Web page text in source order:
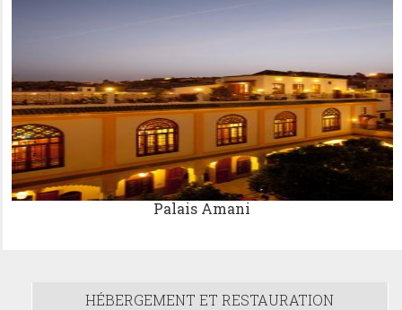
Palais Amani
HÉBERGEMENT ET RESTAURATION